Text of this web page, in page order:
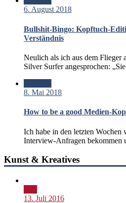
6. August 2018
Bullshit-Bingo: Kopftuch-
Verständnis
Neulich als ich aus dem Flieger
Silver Surfer angesprochen:
8. Mai 2018
How to be a good Medien-
Ich habe in den letzten Wochen
Interview-Anfragen
Kunst & Kreatives
13. Juli 2016